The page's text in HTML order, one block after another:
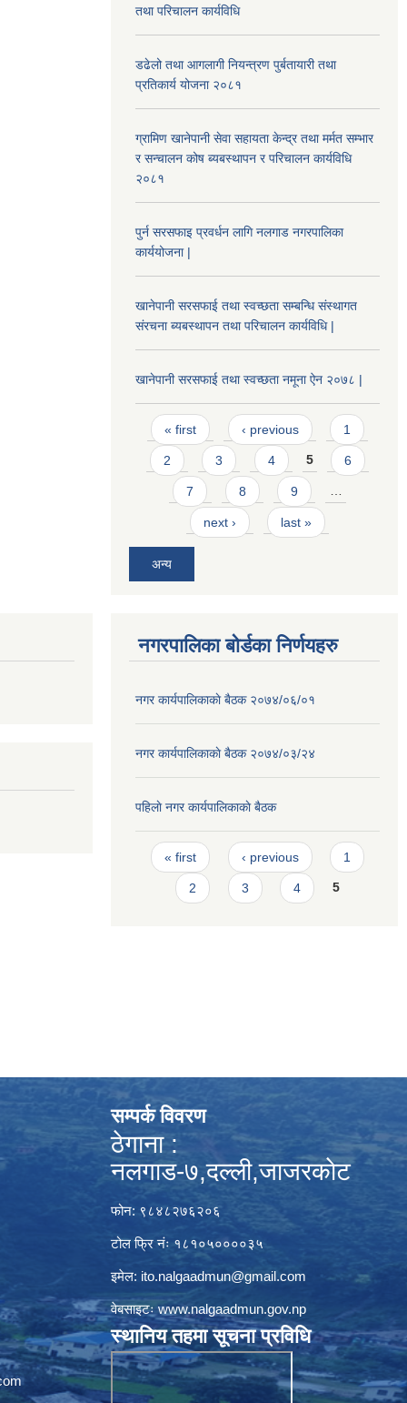
तथा परिचालन कार्यविधि
डढेलो तथा आगलागी नियन्त्रण पुर्बतायारी तथा
प्रतिकार्य योजना २०८१
ग्रामिण खानेपानी सेवा सहायता केन्द्र तथा मर्मत सम्भार
र सन्चालन कोष ब्यबस्थापन र परिचालन कार्यविधि
२०८१
पुर्न सरसफाइ प्रवर्धन लागि नलगाड नगरपालिका
कार्ययोजना |
खानेपानी सरसफाई तथा स्वच्छता सम्बन्धि संस्थागत
संरचना ब्यबस्थापन तथा परिचालन कार्यविधि |
खानेपानी सरसफाई तथा स्वच्छता नमूना ऐन २०७८ |
Pages
« first ‹ previous 1
2 3 4 5 6
7 8 9 …
next › last »
अन्य
नगरपालिका बोर्डका निर्णयहरु
नगर कार्यपालिकाकाे बैठक २०७४/०६/०१
नगर कार्यपालिकाकाे बैठक २०७४/०३/२४
पहिलाे नगर कार्यपालिकाकाे बैठक
Pages
« first ‹ previous 1
2 3 4 5
सम्पर्क विवरण
ठेगाना :
नलगाड-७,दल्ली,जाजरकाेट
फोन: ९८४८२७६२०६
टोल फ्रि नंः १८१०५००००३५
इमेल: ito.nalgaadmun@gmail.com
वेबसाइटःwww.nalgaadmun.gov.np
स्थानिय तहमा सूचना प्रविधि